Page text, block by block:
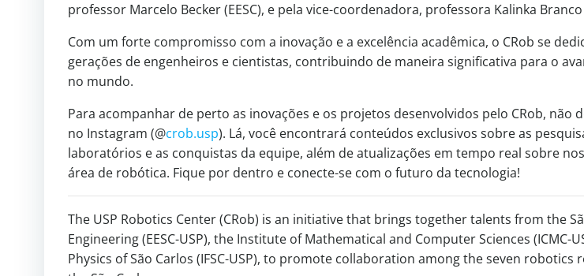
professor Marcelo Becker (EESC), e pela vice-coordenadora, professora Kalinka Branco
Com um forte compromisso com a inovação e a excelência acadêmica, o CRob se
gerações de engenheiros e cientistas, contribuindo de maneira significativa para o
no mundo.
Para acompanhar de perto as inovações e os projetos desenvolvidos pelo CRob, não
no Instagram (@crob.usp). Lá, você encontrará conteúdos exclusivos sobre as
laboratórios e as conquistas da equipe, além de atualizações em tempo real sobre
área de robótica. Fique por dentro e conecte-se com o futuro da tecnologia!
The USP Robotics Center (CRob) is an initiative that brings together talents from the
Engineering (EESC-USP), the Institute of Mathematical and Computer Sciences (ICMC-
Physics of São Carlos (IFSC-USP), to promote collaboration among the seven